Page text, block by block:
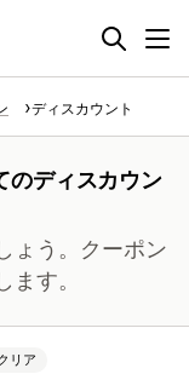
ディスカウント
のディスカウン
ょう。クーポン
す。
リア